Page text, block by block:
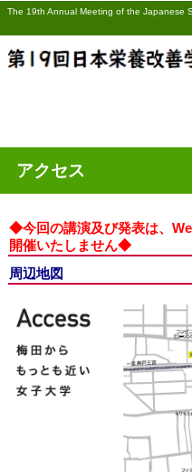
The 19th Annual Meeting of the
アクセス
◆今回の講演及び発表は、
開催いたしません◆
周辺地図